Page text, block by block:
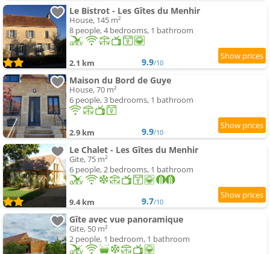
Le Bistrot - Les Gîtes du Menhir
House, 145 m²
8 people, 4 bedrooms, 1 bathroom
2.1 km 9.9/10
Maison du Bord de Guye
House, 70 m²
6 people, 3 bedrooms, 1 bathroom
2.9 km 9.9/10
Le Chalet - Les Gîtes du Menhir
Gite, 75 m²
6 people, 2 bedrooms, 1 bathroom
9.4 km 9.7/10
Gîte avec vue panoramique
Gite, 50 m²
2 people, 1 bedroom, 1 bathroom